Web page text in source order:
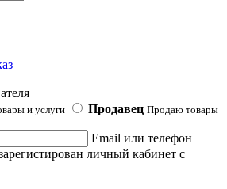
и услуги Продавец Продаю товары
Email или телефон
личный кабинет с